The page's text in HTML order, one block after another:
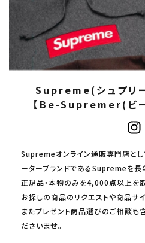
Supreme(シュプリ
【Be-Supremer(ビー
Supremeオンライン通販専門店とし
ーターブランドであるSupremeを長
正規品・本物のみを4,000点以上を取
お探しの商品のリクエストや商品サ
またプレゼント商品選びのご相談も
ださいませ。